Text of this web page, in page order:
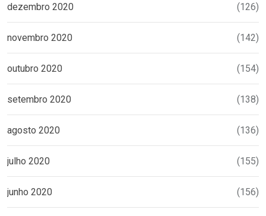
dezembro 2020 (126)
novembro 2020 (142)
outubro 2020 (154)
setembro 2020 (138)
agosto 2020 (136)
julho 2020 (155)
junho 2020 (156)